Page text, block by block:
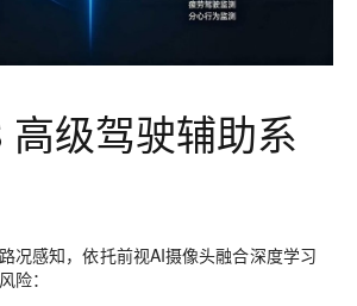
高级驾驶辅助系
况感知，依托前视AI摄像头融合深度学习
险：